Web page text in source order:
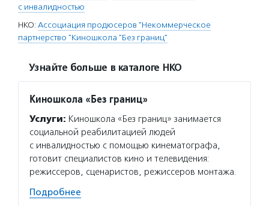
с инвалидностью
НКО: Ассоциация продюсеров "Некоммерческое
партнерство "Киношкола "Без границ"
Узнайте больше в каталоге НКО
Киношкола «Без границ»
Услуги: Киношкола «Без границ» занимается
социальной реабилитацией людей
с инвалидностью с помощью кинематографа,
готовит специалистов кино и телевидения:
режиссеров, сценаристов, режиссеров монтажа.
Подробнее